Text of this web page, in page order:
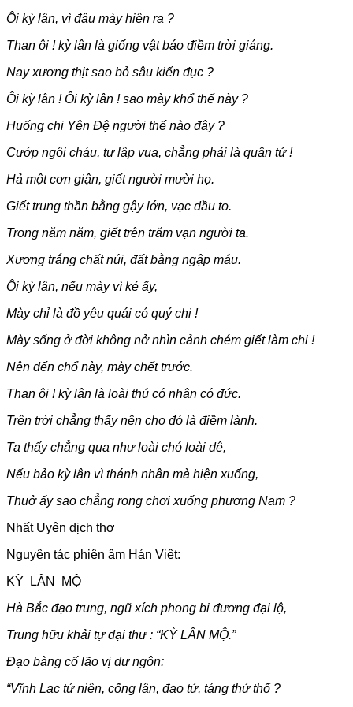
Ôi kỳ lân, vì đâu mày hiện ra ?
Than ôi ! kỳ lân là giống vật báo điềm trời giáng.
Nay xương thịt sao bỏ sâu kiến đục ?
Ôi kỳ lân ! Ôi kỳ lân ! sao mày khổ thế này ?
Huống chi Yên Đệ người thế nào đây ?
Cướp ngôi cháu, tự lập vua, chẳng phải là quân tử !
Hả một cơn giận, giết người mười họ.
Giết trung thần bằng gậy lớn, vạc dầu to.
Trong năm năm, giết trên trăm vạn người ta.
Xương trắng chất núi, đất bằng ngập máu.
Ôi kỳ lân, nếu mày vì kẻ ấy,
Mày chỉ là đồ yêu quái có quý chi !
Mày sống ở đời không nở nhìn cảnh chém giết làm chi !
Nên đến chổ này, mày chết trước.
Than ôi ! kỳ lân là loài thú có nhân có đức.
Trên trời chẳng thấy nên cho đó là điềm lành.
Ta thấy chẳng qua như loài chó loài dê,
Nếu bảo kỳ lân vì thánh nhân mà hiện xuống,
Thuở ấy sao chẳng rong chơi xuống phương Nam ?
Nhất Uyên dịch thơ
Nguyên tác phiên âm Hán Việt:
KỲ LÂN MỘ
Hà Bắc đạo trung, ngũ xích phong bi đương đại lộ,
Trung hữu khải tự đại thư : “KỲ LÂN MỘ.”
Đạo bàng cố lão vị dư ngôn:
“Vĩnh Lạc tứ niên, cống lân, đạo tử, táng thử thổ ?